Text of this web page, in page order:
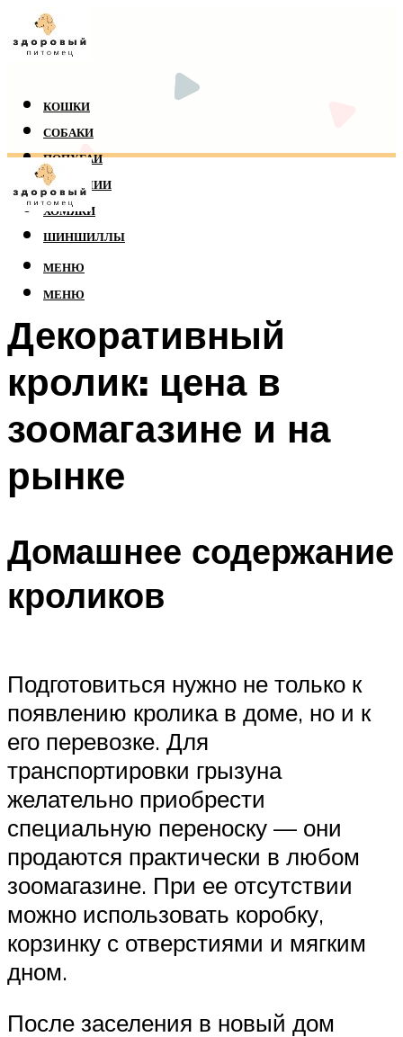
КОШКИ
СОБАКИ
ПОПУГАИ
РЕПТИЛИИ
ХОМЯКИ
ШИНШИЛЛЫ
МЕНЮ
МЕНЮ
Декоративный
кролик: цена в
зоомагазине и на
рынке
Домашнее содержание
кроликов
Подготовиться нужно не только к
появлению кролика в доме, но и к
его перевозке. Для
транспортировки грызуна
желательно приобрести
специальную переноску — они
продаются практически в любом
зоомагазине. При ее отсутствии
можно использовать коробку,
корзинку с отверстиями и мягким
дном.
После заселения в новый дом